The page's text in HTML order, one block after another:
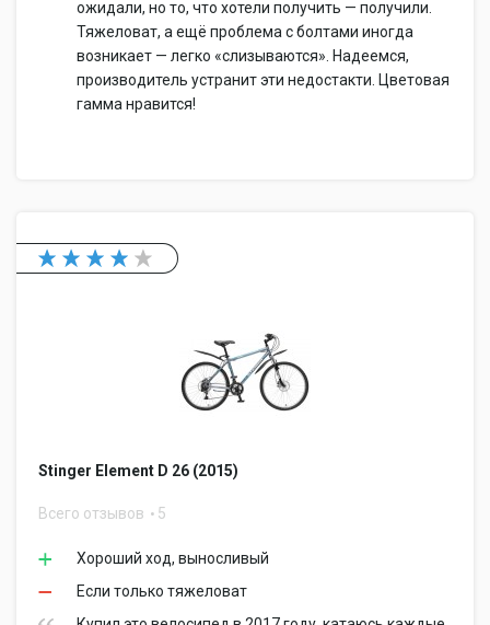
ожидали, но то, что хотели получить — получили.
Тяжеловат, а ещё проблема с болтами иногда
возникает — легко «слизываются». Надеемся,
производитель устранит эти недостакти. Цветовая
гамма нравится!
Stinger Element D 26 (2015)
Всего отзывов 5
Хороший ход, выносливый
Если только тяжеловат